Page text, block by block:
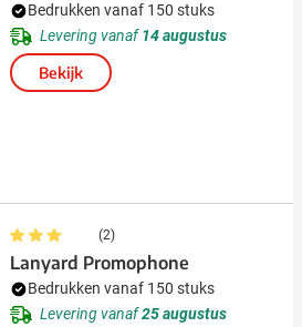
Bedrukken vanaf 150 stuks
Levering vanaf14 augustus
Bekijk
(2)
Lanyard Promophone
Bedrukken vanaf 150 stuks
Levering vanaf25 augustus